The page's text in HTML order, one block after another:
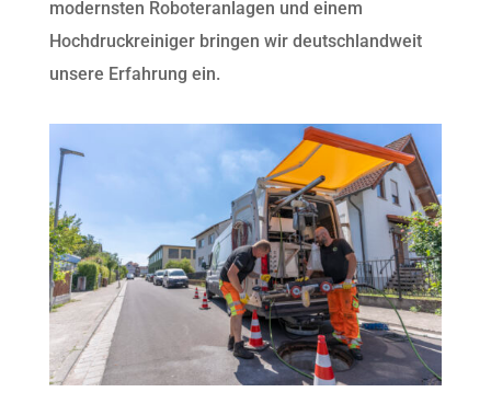
modernsten Roboteranlagen und einem
Hochdruckreiniger bringen wir deutschlandweit
unsere Erfahrung ein.